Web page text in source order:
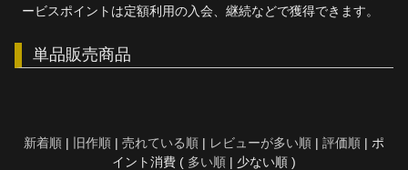
ービスポイントは定額利用の入会、継続などで獲得できます。
単品販売商品
新着順 | 旧作順 | 売れている順 | レビューが多い順 | 評価順 | ポ
イント消費 ( 多い順 | 少ない順 )